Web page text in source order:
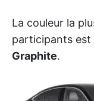
La couleur la
participants est
Graphite.